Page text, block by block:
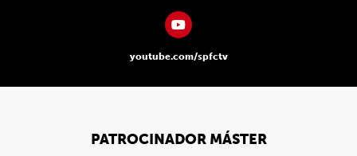
youtube.com/spfctv
PATROCINADOR MÁSTER